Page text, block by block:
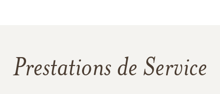
Prestations de Service